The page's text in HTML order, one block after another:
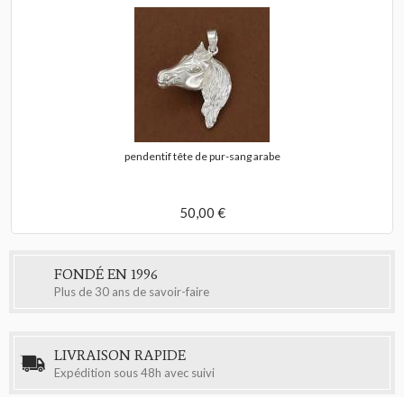
pendentif tête de pur-sang arabe
50,00 €
FONDÉ EN 1996
Plus de 30 ans de savoir-faire
LIVRAISON RAPIDE
Expédition sous 48h avec suivi